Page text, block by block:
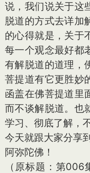
说，我们说关于这
脱道的方式去详加
的心得就是，关于
每一个观念最好都
有解脱道的道理，
菩提道有它更胜妙
函盖在佛菩提道里
而不谈解脱道。也
学习、彻底了解，
今天就跟大家分享
阿弥陀佛！
（原标题：第